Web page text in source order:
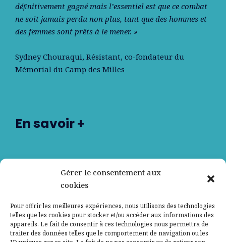
Gérer le consentement aux
cookies
Pour offrir les meilleures expériences, nous utilisons des technologies
telles que les cookies pour stocker et/ou accéder aux informations des
appareils. Le fait de consentir à ces technologies nous permettra de
traiter des données telles que le comportement de navigation ou les
déﬁnitivement gagné mais l’essentiel est que ce combat
ne soit jamais perdu non plus, tant que des hommes et
des femmes sont prêts à le mener. »
Sydney Chouraqui, Résistant, co-fondateur du
Mémorial du Camp des Milles
En savoir +
Contactez-nous